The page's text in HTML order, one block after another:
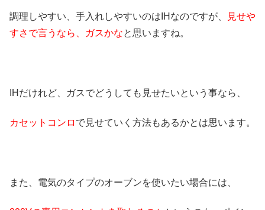
調理しやすい、手入れしやすいのはIHなのですが、
見せや
すさで言うなら、ガスかなと思いますね。
IHだけれど、ガスでどうしても見せたいという事なら、
カセットコンロ で見せていく方法もあるかとは思います。
また、電気のタイプのオーブンを使いたい場合には、